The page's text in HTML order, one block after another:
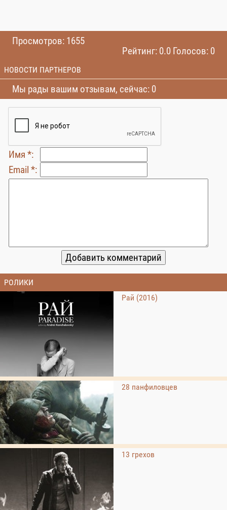
Просмотров: 1655
Рейтинг: 0.0 Голосов: 0
НОВОСТИ ПАРТНЕРОВ
Мы рады вашим отзывам, сейчас: 0
Имя *:
Email *:
РОЛИКИ
Рай (2016)
28 панфиловцев
13 грехов